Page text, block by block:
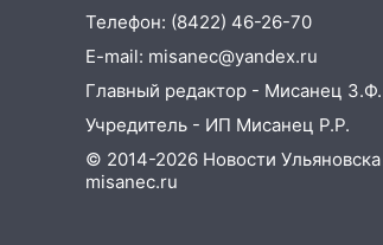
11:17 В Радищевском
сгорели хозяйственные
постройки
11:00 В Канадее горел
дом
10:18 Губернатор
Телефон: (8422) 46-26-70
E-mail: misanec@yandex.ru
Главный редактор - Мисанец З.Ф.
Учредитель - ИП Мисанец Р.Р.
© 2014-2026 Новости
misanec.ru